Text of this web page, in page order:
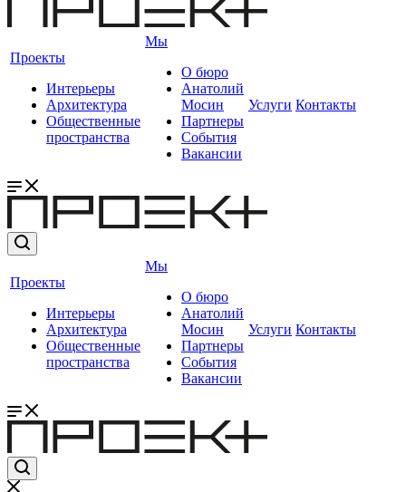
Проекты
Интерьеры
Архитектура
Общественные
пространства
Мы
О бюро
Анатолий
Мосин
Партнеры
События
Вакансии
Услуги Контакты
Проекты
Интерьеры
Архитектура
Общественные
пространства
Мы
О бюро
Анатолий
Мосин
Партнеры
События
Вакансии
Услуги Контакты